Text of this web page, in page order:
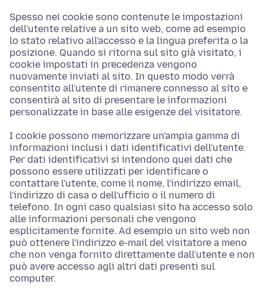
Spesso nei cookie sono contenute le impostazioni
dell'utente relative a un sito web, come ad esempio
lo stato relativo all'accesso e la lingua preferita o la
posizione. Quando si ritorna sul sito già visitato, i
cookie impostati in precedenza vengono
nuovamente inviati al sito. In questo modo verrà
consentito all'utente di rimanere connesso al sito e
consentirà al sito di presentare le informazioni
personalizzate in base alle esigenze del visitatore.
I cookie possono memorizzare un'ampia gamma di
informazioni inclusi i dati identificativi dell'utente.
Per dati identificativi si intendono quei dati che
possono essere utilizzati per identificare o
contattare l'utente, come il nome, l'indirizzo email,
l'indirizzo di casa o dell'ufficio o il numero di
telefono. In ogni caso qualsiasi sito ha accesso solo
alle informazioni personali che vengono
esplicitamente fornite. Ad esempio un sito web non
può ottenere l'indirizzo e-mail del visitatore a meno
che non venga fornito direttamente dall'utente e non
può avere accesso agli altri dati presenti sul
computer.